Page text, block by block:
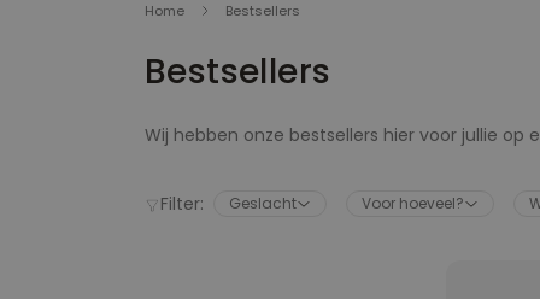
Home Bestsellers
Bestsellers
Wij hebben onze bestsellers hier voor jullie
Filter:
Geslacht Voor hoeveel?